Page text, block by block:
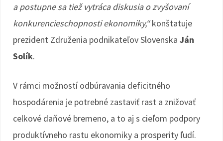
a postupne sa tiež vytráca diskusia o zvyšovaní
konkurencieschopnosti ekonomiky,“konštatuje
prezident Združenia podnikateľov Slovenska Ján
Solík.
V rámci možností odbúravania deficitného
hospodárenia je potrebné zastaviť rast a znižovať
celkové daňové bremeno, a to aj s cieľom podpory
produktívneho rastu ekonomiky a prosperity ľudí.